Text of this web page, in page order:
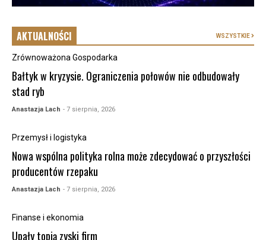
AKTUALNOŚCI WSZYSTKIE
Zrównoważona Gospodarka
Bałtyk w kryzysie. Ograniczenia połowów nie odbudowały
stad ryb
Anastazja Lach - 7 sierpnia, 2026
Przemysł i logistyka
Nowa wspólna polityka rolna może zdecydować o przyszłości
producentów rzepaku
Anastazja Lach - 7 sierpnia, 2026
Finanse i ekonomia
Upały topią zyski firm